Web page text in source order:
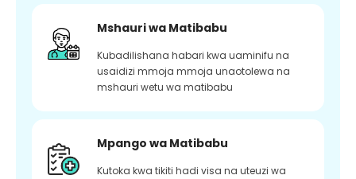
Mshauri wa Matibabu
Kubadilishana habari kwa uaminifu na
usaidizi mmoja mmoja unaotolewa na
mshauri wetu wa matibabu
Mpango wa Matibabu
Kutoka kwa tikiti hadi visa na uteuzi wa